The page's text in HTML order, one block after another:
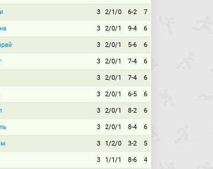
3 2/1/0 6-2 7
3 2/0/1 9-4 6
3 2/0/1 5-6 6
3 2/0/1 7-4 6
3 2/0/1 7-4 6
3 2/0/1 6-5 6
3 2/0/1 8-2 6
3 2/0/1 8-4 6
3 1/2/0 3-2 5
3 1/1/1 8-6 4